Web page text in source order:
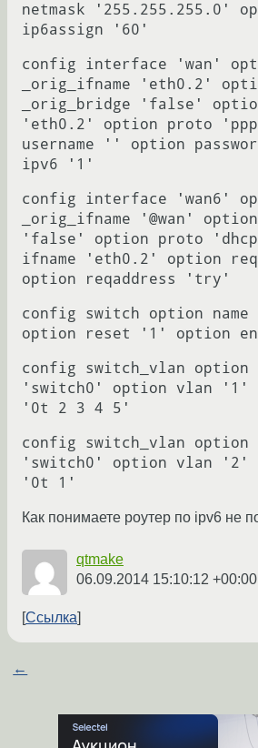
netmask '255.255.255.0'
ip6assign '60'
config interface 'wan'
_orig_ifname 'eth0.2'
_orig_bridge 'false'
'eth0.2' option proto
username '' option
ipv6 '1'
config interface 'wan6'
_orig_ifname '@wan'
'false' option proto
ifname 'eth0.2' option
option reqaddress 'try'
config switch option
option reset '1' option
config switch_vlan option
'switch0' option vlan '1'
'0t 2 3 4 5'
config switch_vlan option
'switch0' option vlan '2'
'0t 1'
Как понимаете роутер по ipv6 не
qtmake
06.09.2014 15:10:12 +00:00
Ссылка
←